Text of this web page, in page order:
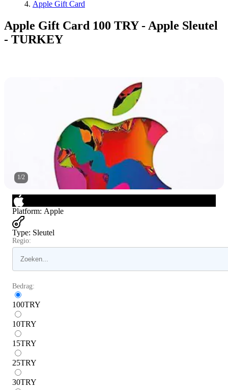
Apple Gift Card
Apple Gift Card 100 TRY - Apple Sleutel
- TURKEY
1/2
Platform: Apple
Type: Sleutel
Regio:
Bedrag:
100TRY
10TRY
15TRY
25TRY
30TRY